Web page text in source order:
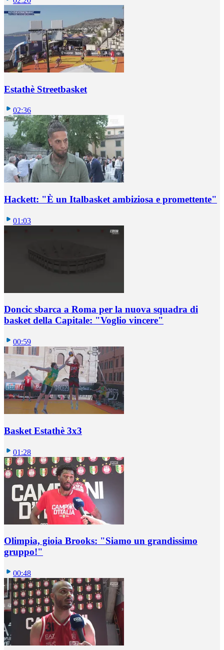
Estathè Streetbasket
02:36
Hackett: "È un Italbasket ambiziosa e promettente"
01:03
Doncic sbarca a Roma per la nuova squadra di
basket della Capitale: "Voglio vincere"
00:59
Basket Estathè 3x3
01:28
Olimpia, gioia Brooks: "Siamo un grandissimo
gruppo!"
00:48